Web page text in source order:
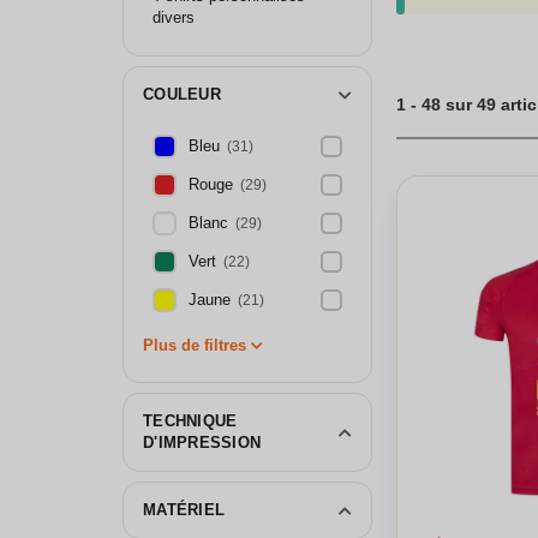
divers
COULEUR
Bleu (31)
Rouge (29)
Blanc (29)
Vert (22)
Jaune (21)
Plus de filtres
TECHNIQUE
D'IMPRESSION
MATÉRIEL
distinctif.
Créez vos t-shirts
1 - 48 sur 49